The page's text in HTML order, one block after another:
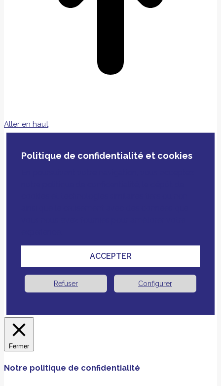
Aller en haut
Politique de confidentialité et cookies
ACCEPTER
Refuser Configurer
Fermer
Notre politique de confidentialité